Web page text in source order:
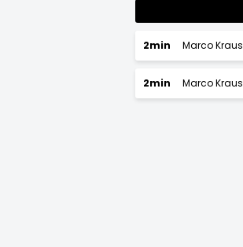
2min Marco Kraus
2min Marco Kraus